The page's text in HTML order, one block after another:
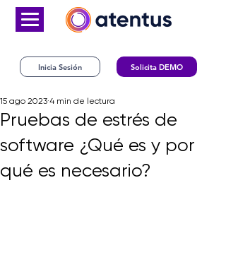
Solicita DEMO
Inicia Sesión
Pruebas de estrés de
software ¿Qué es y por
qué es necesario?
15 ago 2023 4 min de lectura